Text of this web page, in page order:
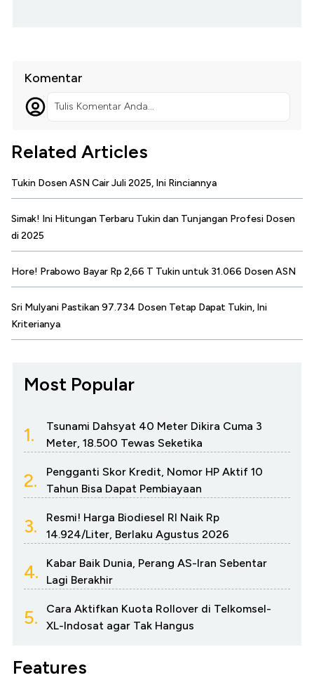
Komentar
Tulis Komentar Anda...
Related Articles
Tukin Dosen ASN Cair Juli 2025, Ini Rinciannya
Simak! Ini Hitungan Terbaru Tukin dan Tunjangan Profesi Dosen
di 2025
Hore! Prabowo Bayar Rp 2,66 T Tukin untuk 31.066 Dosen ASN
Sri Mulyani Pastikan 97.734 Dosen Tetap Dapat Tukin, Ini
Kriterianya
Most Popular
1.
Tsunami Dahsyat 40 Meter Dikira Cuma 3
Meter, 18.500 Tewas Seketika
2.
Pengganti Skor Kredit, Nomor HP Aktif 10
Tahun Bisa Dapat Pembiayaan
3.
Resmi! Harga Biodiesel RI Naik Rp
14.924/Liter, Berlaku Agustus 2026
4.
Kabar Baik Dunia, Perang AS-Iran Sebentar
Lagi Berakhir
5.
Cara Aktifkan Kuota Rollover di Telkomsel-
XL-Indosat agar Tak Hangus
Features